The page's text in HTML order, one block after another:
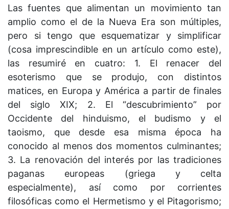
Las fuentes que alimentan un movimiento tan
amplio como el de la Nueva Era son múltiples,
pero si tengo que esquematizar y simplificar
(cosa imprescindible en un artículo como este),
las resumiré en cuatro: 1. El renacer del
esoterismo que se produjo, con distintos
matices, en Europa y América a partir de finales
del siglo XIX; 2. El “descubrimiento” por
Occidente del hinduismo, el budismo y el
taoismo, que desde esa misma época ha
conocido al menos dos momentos culminantes;
3. La renovación del interés por las tradiciones
paganas europeas (griega y celta
especialmente), así como por corrientes
filosóficas como el Hermetismo y el Pitagorismo;